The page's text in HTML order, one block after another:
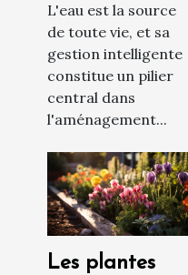
récolte de l'eau
de pluie dans
un jardin
autonome
L'eau est la source
de toute vie, et sa
gestion intelligente
constitue un pilier
central dans
l'aménagement...
Les plantes